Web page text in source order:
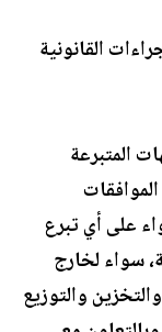
القانونية
المتبرعة
على أي تبرع
سواء لخارج
والتوزيع